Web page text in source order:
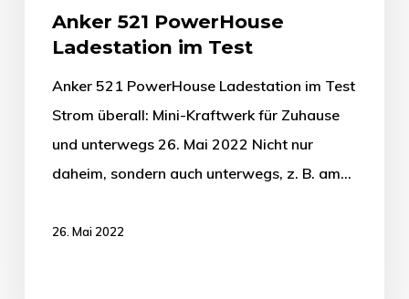
Anker 521 PowerHouse
Ladestation im Test
Anker 521 PowerHouse Ladestation im Test
Strom überall: Mini-Kraftwerk für Zuhause
und unterwegs 26. Mai 2022 Nicht nur
daheim, sondern auch unterwegs, z. B. am…
26. Mai 2022